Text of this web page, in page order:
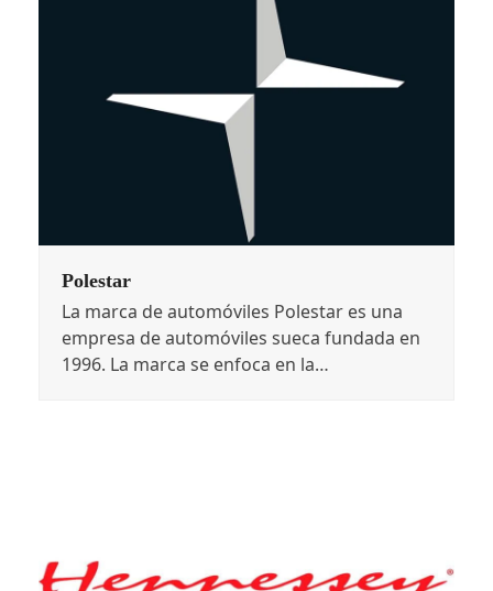
Polestar
La marca de automóviles Polestar es una
empresa de automóviles sueca fundada en
1996. La marca se enfoca en la…